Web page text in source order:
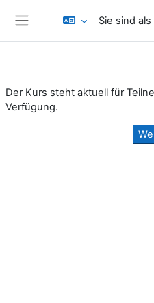
Website-Übersicht
Sie sind
Der Kurs steht aktuell für
Verfügung.